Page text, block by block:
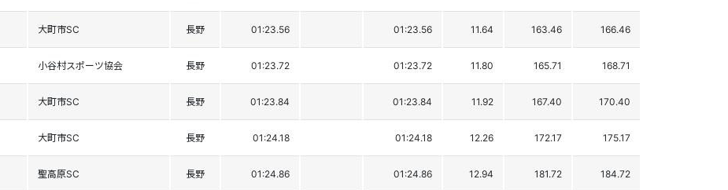
大町市SC 長野 01:23.56 01:23.56 11.64 163.46 166.46
小谷村スポーツ協会 長野 01:23.72 01:23.72 11.80 165.71 168.71
大町市SC 長野 01:23.84 01:23.84 11.92 167.40 170.40
大町市SC 長野 01:24.18 01:24.18 12.26 172.17 175.17
聖高原SC 長野 01:24.86 01:24.86 12.94 181.72 184.72